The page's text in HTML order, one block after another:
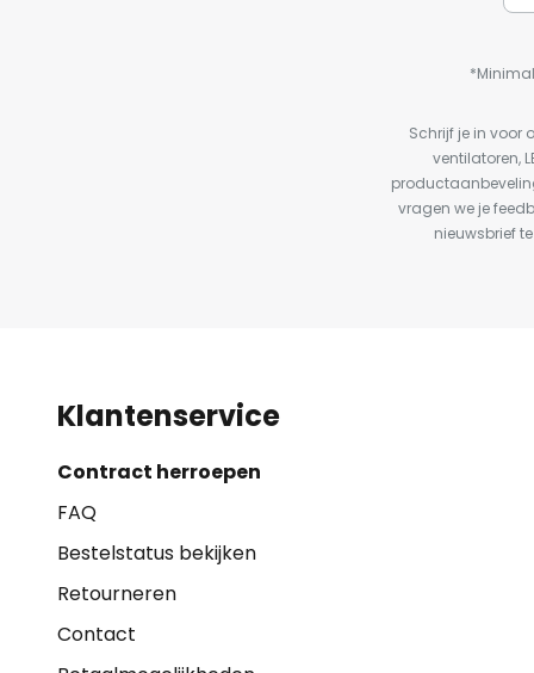
Schrijf je in voor
ventilatoren,
vragen we je
nieuwsbrief
Klantenservice
Contract herroepen
FAQ
Bestelstatus bekijken
Retourneren
Contact